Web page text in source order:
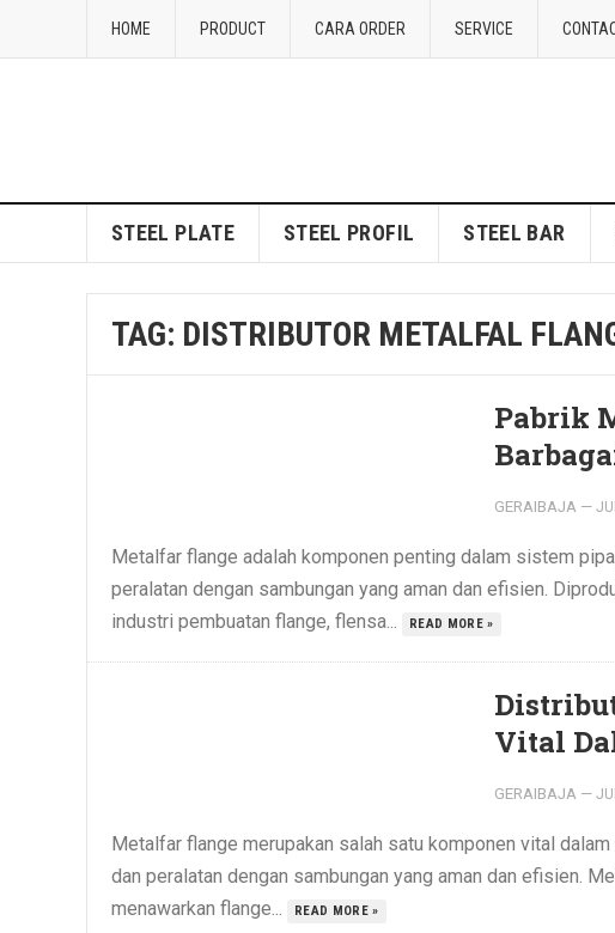
HOME PRODUCT CARA ORDER SERVICE
STEEL PLATE STEEL PROFIL STEEL BAR
TAG: DISTRIBUTOR METALFAL
Pabrik
GERAIBAJA —
Metalfar flange adalah komponen penting dalam sistem
peralatan dengan sambungan yang aman dan efisien.
industri pembuatan flange, flensa...
READ MORE »
Vital
GERAIBAJA —
Metalfar flange merupakan salah satu komponen vital
dan peralatan dengan sambungan yang aman dan efisien.
menawarkan flange...
READ MORE »